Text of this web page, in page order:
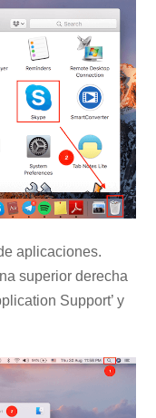
aplicaciones.
superior derecha
Support’ y